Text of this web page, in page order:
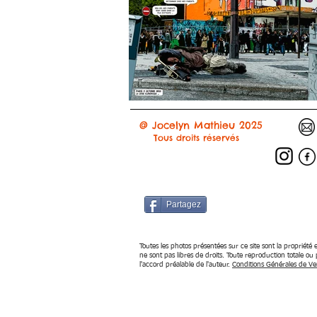
@ Jocelyn Mathieu 2025
Tous droits réservés
Partagez
Toutes les photos présentées sur ce site sont la propriété
ne sont pas libres de droits. Toute reproduction totale ou
l'accord préalable de l'auteur. Conditions Générales de